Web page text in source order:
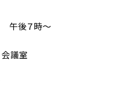
午後７時〜
議室